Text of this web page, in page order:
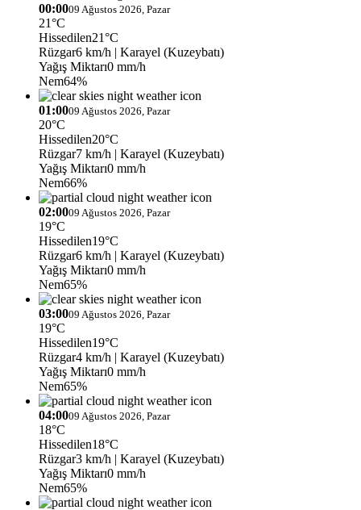
00:0009 Ağustos 2026, Pazar
21°C
Hissedilen21°C
Rüzgar6 km/h | Karayel (Kuzeybatı)
Yağış Miktarı0 mm/h
Nem64%
01:0009 Ağustos 2026, Pazar
20°C
Hissedilen20°C
Rüzgar7 km/h | Karayel (Kuzeybatı)
Yağış Miktarı0 mm/h
Nem66%
02:0009 Ağustos 2026, Pazar
19°C
Hissedilen19°C
Rüzgar6 km/h | Karayel (Kuzeybatı)
Yağış Miktarı0 mm/h
Nem65%
03:0009 Ağustos 2026, Pazar
19°C
Hissedilen19°C
Rüzgar4 km/h | Karayel (Kuzeybatı)
Yağış Miktarı0 mm/h
Nem65%
04:0009 Ağustos 2026, Pazar
18°C
Hissedilen18°C
Rüzgar3 km/h | Karayel (Kuzeybatı)
Yağış Miktarı0 mm/h
Nem65%